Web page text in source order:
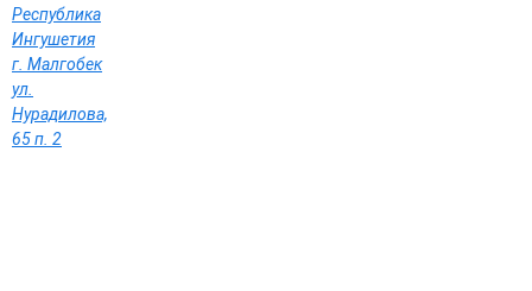
Республика
Ингушетия
г. Малгобек
ул.
Нурадилова,
65 п. 2